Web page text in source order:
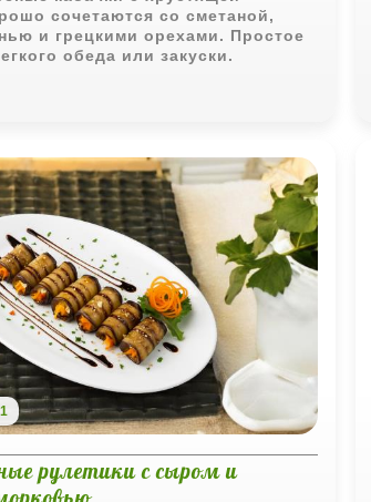
сочетаются со сметаной,
и грецкими орехами. Простое
обеда или закуски.
1
рулетики с сыром и